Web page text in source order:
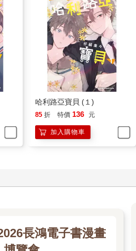
哈利路亞寶貝 (１)
85 折 特價 136 元
加入購物車
長鴻電子書漫畫